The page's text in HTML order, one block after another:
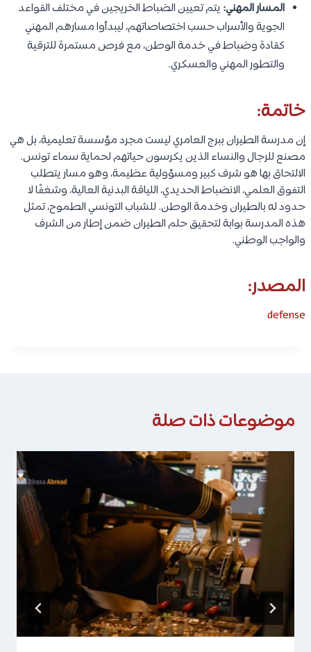
المسار المهني: يتم تعيين الضباط الخريجين في مختلف القواعد
الجوية والأسراب حسب اختصاصاتهم، ليبدأوا مسارهم المهني
كقادة وضباط في خدمة الوطن، مع فرص مستمرة للترقية
والتطور المهني والعسكري.
خاتمة:
إن مدرسة الطيران ببرج العامري ليست مجرد مؤسسة تعليمية، بل هي
مصنع للرجال والنساء الذين يكرسون حياتهم لحماية سماء تونس.
الالتحاق بها هو شرف كبير ومسؤولية عظيمة، وهو مسار يتطلب
التفوق العلمي، الانضباط الحديدي، اللياقة البدنية العالية، وشغفًا لا
حدود له بالطيران وخدمة الوطن. للشباب التونسي الطموح، تمثل
هذه المدرسة بوابة لتحقيق حلم الطيران ضمن إطار من الشرف
والواجب الوطني.
المصدر:
defense
موضوعات ذات صلة